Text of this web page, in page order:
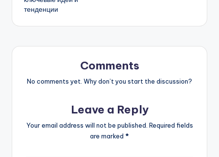
тенденции
Comments
No comments yet. Why don’t you start the discussion?
Leave a Reply
Your email address will not be published. Required fields
are marked *